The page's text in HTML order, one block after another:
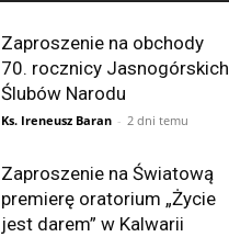
Zaproszenie na obchody
70. rocznicy Jasnogórskich
Ślubów Narodu
Ks. Ireneusz Baran - 2 dni temu
Zaproszenie na Światową
premierę oratorium „Życie
jest darem” w Kalwarii